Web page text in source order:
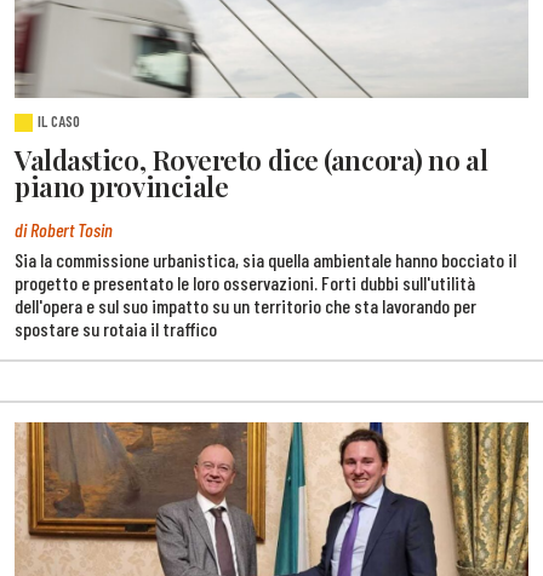
IL CASO
Valdastico, Rovereto dice (ancora) no al
piano provinciale
di Robert Tosin
Sia la commissione urbanistica, sia quella ambientale hanno bocciato il
progetto e presentato le loro osservazioni. Forti dubbi sull'utilità
dell'opera e sul suo impatto su un territorio che sta lavorando per
spostare su rotaia il traffico